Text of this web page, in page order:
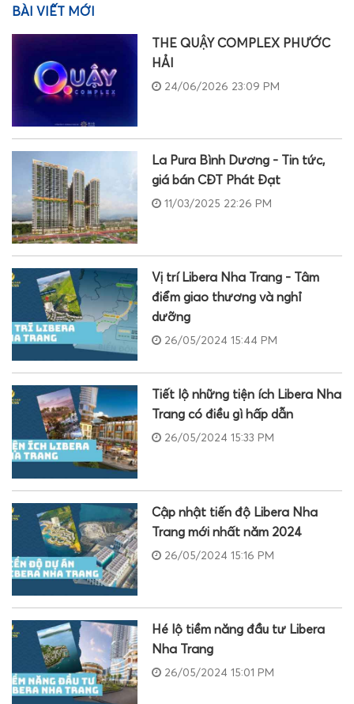
BÀI VIẾT MỚI
THE QUẬY COMPLEX PHƯỚC
HẢI
24/06/2026 23:09 PM
La Pura Bình Dương - Tin tức,
giá bán CĐT Phát Đạt
11/03/2025 22:26 PM
Vị trí Libera Nha Trang - Tâm
điểm giao thương và nghỉ
dưỡng
26/05/2024 15:44 PM
Tiết lộ những tiện ích Libera Nha
Trang có điều gì hấp dẫn
26/05/2024 15:33 PM
Cập nhật tiến độ Libera Nha
Trang mới nhất năm 2024
26/05/2024 15:16 PM
Hé lộ tiềm năng đầu tư Libera
Nha Trang
26/05/2024 15:01 PM